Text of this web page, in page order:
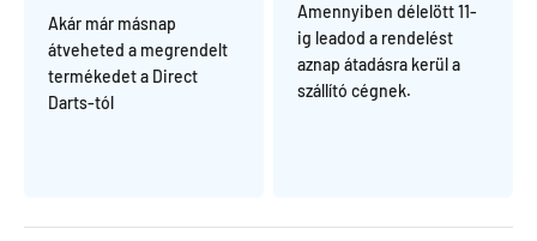
Akár már másnap
átveheted a megrendelt
termékedet a Direct
Darts-tól
Amennyiben délelött 11-
ig leadod a rendelést
aznap átadásra kerül a
szállító cégnek.